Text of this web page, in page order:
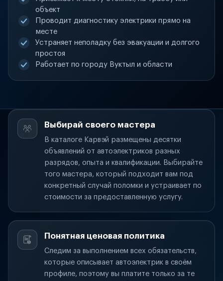
объект
Проводит диагностику электрики прямо на
месте
Устраняет неполадку без эвакуации и долгого
простоя
Работает по городу Вуктыл и области
Выбирай своего мастера
В каталоге Карвэй размещены десятки
объявлений от автоэлектриков разных
разрядов, опыта и квалификации. Выбирайте
того мастера, который подходит вам под
конкретный случай поломки и устраивает по
стоимости за предоставленную услугу.
Понятная ценовая политика
Следим за выполнением всех обязательств,
которые описывает автоэлектрик в своём
профиле, поэтому вы платите только за те